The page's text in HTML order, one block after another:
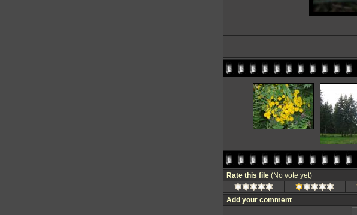
Rate this file (No vote yet)
Add your comment